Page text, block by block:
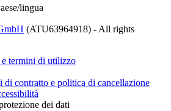
lingua
(ATU63964918) - All rights
termini di utilizzo
di contratto e politica di cancellazione
dei dati